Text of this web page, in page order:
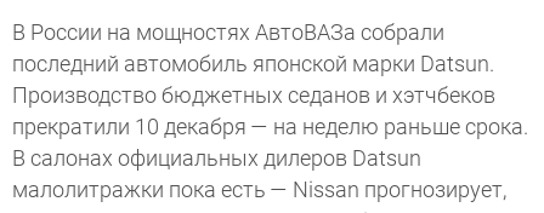
В России на мощностях АвтоВАЗа собрали
последний автомобиль японской марки Datsun.
Производство бюджетных седанов и хэтчбеков
прекратили 10 декабря — на неделю раньше срока.
В салонах официальных дилеров Datsun
малолитражки пока есть — Nissan прогнозирует,